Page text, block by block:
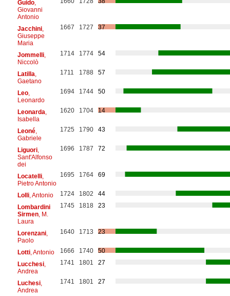
Guido,
Giovanni
Antonio
Jacchini,
Giuseppe
Maria
1667 1727 37
Jommelli,
Niccolò
1714 1774 54
Latilla
Gaetano
1711 1788 57
Leo,
Leonardo
1694 1744 50
Leonarda
Isabella
1620 1704 14
Leoné,
Gabriele
1725 1790 43
Liguori,
Sant'Alfonso
dei
1696 1787 72
Locatelli,
Pietro Antonio
1695 1764 69
Lolli, Antonio 1724 1802
44
Lombardini
Sirmen, M.
Laura
1745 1818 23
Lorenzani,
Paolo
1640 1713 23
Lotti, Antonio 1666 1740
50
Lucchesi,
Andrea
1741 1801 27
Luchesi,
Andrea
1741 1801 27